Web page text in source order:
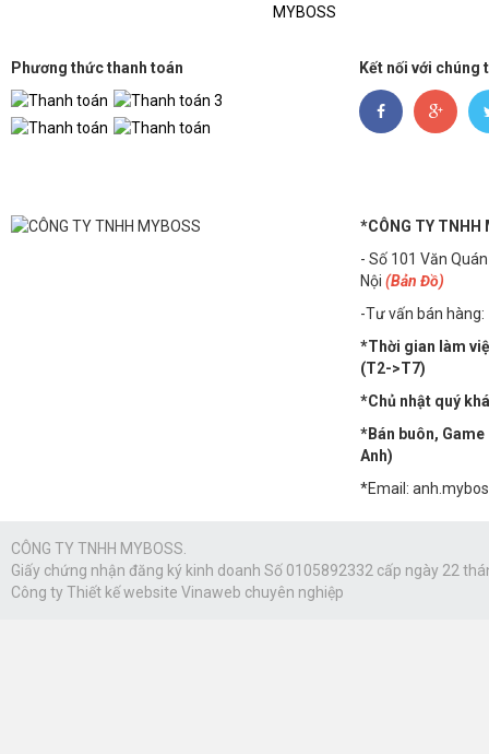
*KHUYẾN MẠI 2:
- TẶNG Bàn phím giả cơ DareU LK 145 RGB, TẶNG
*Tổng hợp các câu hỏi khi mua BỘ MÁY TÍNH (PC) tại
MYBOSS
Phương thức thanh toán Kết nối với chúng
*CÔNG TY TNHH
- Số 101 Văn
Nội (Bản Đồ)
-Tư vấn bán hàng:
*Thời gian làm
(T2->T7)
*Chủ nhật quý
*Bán buôn, Game
Anh)
*Email:
CÔNG TY TNHH MYBOSS.
Giấy chứng nhận đăng ký kinh doanh Số 0105892332 cấp ngày 22
Công tyThiết kế website Vinaweb chuyên nghiệp